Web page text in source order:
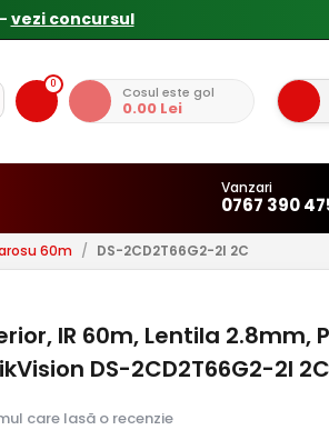
0 Cosul este gol
0.00 Lei
Vanzari
0767 390
60m / DS-2CD2T66G2-2I 2C
IR 60m, Lentila 2.8mm,
DS-2CD2T66G2-2I 2C
care lasă o recenzie